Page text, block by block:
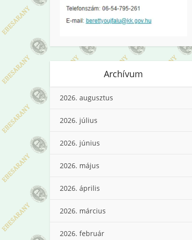
Archívum
2026. augusztus
2026. július
2026. június
2026. május
2026. április
2026. március
2026. február